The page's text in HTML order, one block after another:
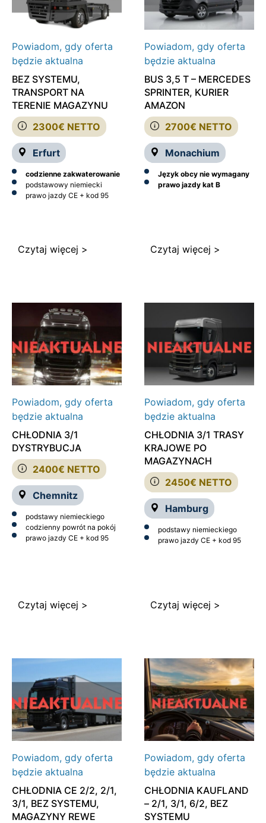
Powiadom, gdy oferta
będzie aktualna
2300€ NETTO
Erfurt
BEZ SYSTEMU,
TRANSPORT NA
TERENIE MAGAZYNU
codzienne zakwaterowanie
podstawowy niemiecki
prawo jazdy CE + kod 95
Czytaj więcej >
Powiadom, gdy oferta
będzie aktualna
2700€ NETTO
Monachium
BUS 3,5 T – MERCEDES
SPRINTER, KURIER
AMAZON
Język obcy nie wymagany
prawo jazdy kat B
Czytaj więcej >
Powiadom, gdy oferta
będzie aktualna
2400€ NETTO
Chemnitz
CHŁODNIA 3/1
DYSTRYBUCJA
podstawy niemieckiego
codzienny powrót na pokój
prawo jazdy CE + kod 95
Czytaj więcej >
Powiadom, gdy oferta
będzie aktualna
2450€ NETTO
Hamburg
CHŁODNIA 3/1 TRASY
KRAJOWE PO
MAGAZYNACH
podstawy niemieckiego
prawo jazdy CE + kod 95
Czytaj więcej >
Powiadom, gdy oferta
będzie aktualna
CHŁODNIA CE 2/2, 2/1,
3/1, BEZ SYSTEMU,
MAGAZYNY REWE
Powiadom, gdy oferta
będzie aktualna
CHŁODNIA KAUFLAND
– 2/1, 3/1, 6/2, BEZ
SYSTEMU